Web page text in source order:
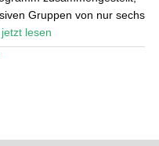
Gruppen von nur sechs
jetzt lesen